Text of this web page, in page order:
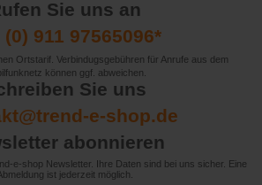
Sie uns an
(0) 911 97565096*
Ortstarif. Verbindugsgebühren für Anrufe aus dem
können ggf. abweichen.
Sie uns
e-shop.de
abonnieren
e-shop Newsletter. Ihre Daten sind bei uns sicher. Eine
ist jederzeit möglich.